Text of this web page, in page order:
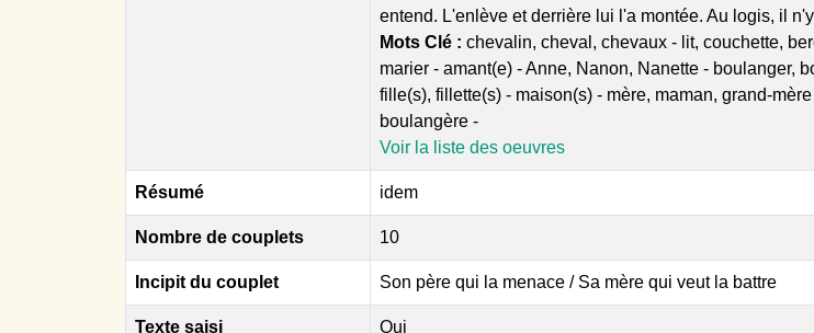
entend. L'enlève et derrière lui l'a montée. Au logis, il
Mots Clé : chevalin, cheval, chevaux - lit, couchette,
marier - amant(e) - Anne, Nanon, Nanette - boulanger,
fille(s), fillette(s) - maison(s) - mère, maman, grand-
boulangère -
Voir la liste des oeuvres
Résumé idem
Nombre de couplets 10
Incipit du couplet Son père qui la menace / Sa mère qui veut la battre
Texte saisi Oui